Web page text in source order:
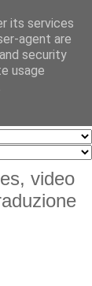
video
its services
agent are
security
usage